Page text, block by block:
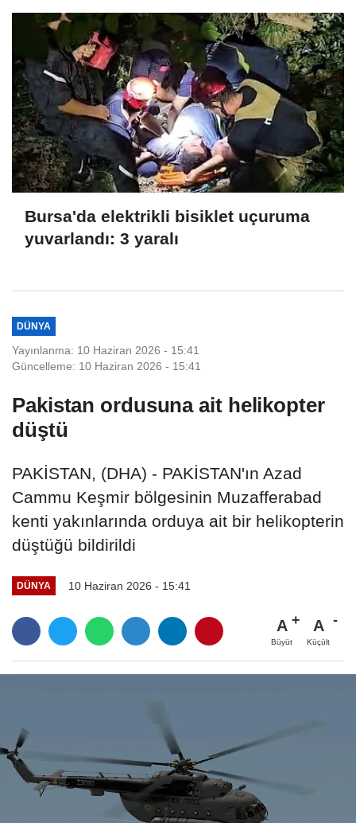
Bursa'da elektrikli bisiklet uçuruma
yuvarlandı: 3 yaralı
DÜNYA
Yayınlanma: 10 Haziran 2026 - 15:41
Güncelleme: 10 Haziran 2026 - 15:41
Pakistan ordusuna ait helikopter
düştü
PAKİSTAN, (DHA) - PAKİSTAN'ın Azad
Cammu Keşmir bölgesinin Muzafferabad
kenti yakınlarında orduya ait bir helikopterin
düştüğü bildirildi
DÜNYA 10 Haziran 2026 - 15:41
A
Büyüt
A
Küçült